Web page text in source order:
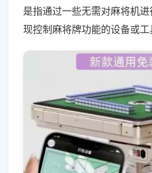
是指通过一些无需对麻将机
现控制麻将牌功能的设备或工